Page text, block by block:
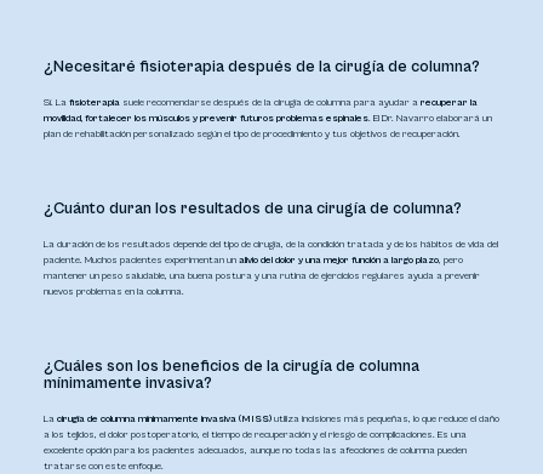
¿Necesitaré fisioterapia después de la cirugía de columna?
Sí. La fisioterapiasuele recomendarse después de la cirugía de columna para ayudar a recuperar la
movilidad, fortalecer los músculos y prevenir futuros problemas espinales. El Dr. Navarro elaborará un
plan de rehabilitación personalizado según el tipo de procedimiento y tus objetivos de recuperación.
¿Cuánto duran los resultados de una cirugía de columna?
La duración de los resultados depende del tipo de cirugía, de la condición tratada y de los hábitos de vida del
paciente. Muchos pacientes experimentan un alivio del dolor y una mejor función a largo plazo, pero
mantener un peso saludable, una buena postura y una rutina de ejercicios regulares ayuda a prevenir
nuevos problemas en la columna.
¿Cuáles son los beneficios de la cirugía de columna
mínimamente invasiva?
La cirugía de columna mínimamente invasiva (MISS)utiliza incisiones más pequeñas, lo que reduce el daño
a los tejidos, el dolor postoperatorio, el tiempo de recuperación y el riesgo de complicaciones. Es una
excelente opción para los pacientes adecuados, aunque no todas las afecciones de columna pueden
tratarse con este enfoque.